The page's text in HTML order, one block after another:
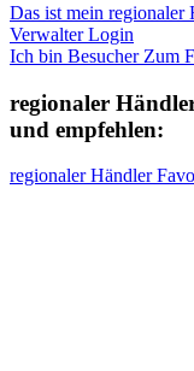
Das ist mein regionaler
Verwalter Login
Ich bin Besucher Zum
regionaler
und empfehlen:
regionaler Händler